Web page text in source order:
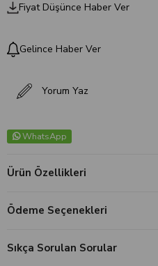
Fiyat Düşünce Haber Ver
Gelince Haber Ver
Yorum Yaz
WhatsApp
Ürün Özellikleri
Ödeme Seçenekleri
Sıkça Sorulan Sorular